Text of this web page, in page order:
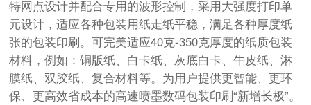
特网点设计并配合专用的波形控制，采用大强度打印单
元设计，适应各种包装用纸走纸平稳，满足各种厚度纸
张的包装印刷。可完美适应40克-350克厚度的纸质包装
材料，例如：铜版纸、白卡纸、灰底白卡、牛皮纸、淋
膜纸、双胶纸、复合材料等。为用户提供更智能、更环
保、更高效省成本的高速喷墨数码包装印刷“新增长极”。